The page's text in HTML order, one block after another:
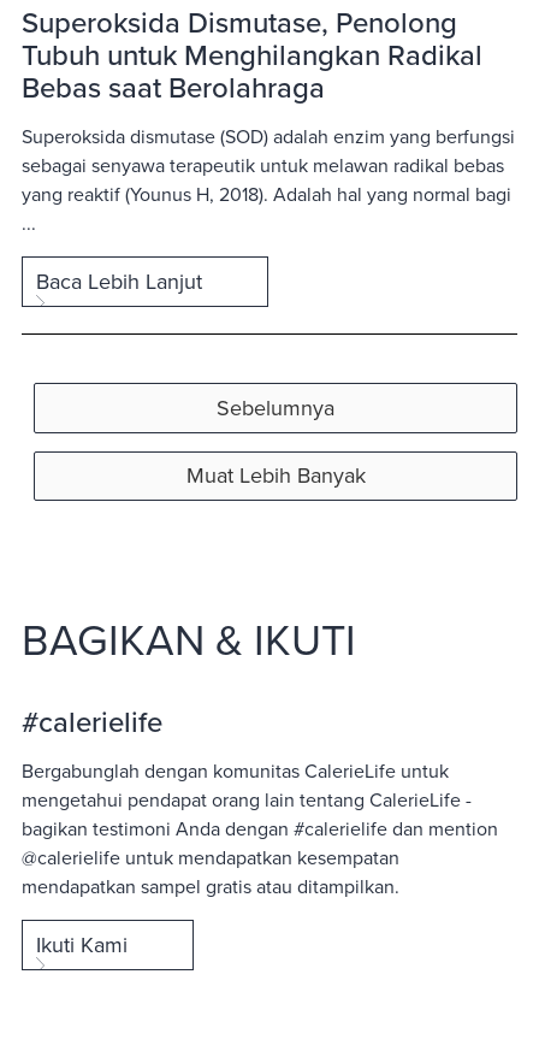
Superoksida Dismutase, Penolong
Tubuh untuk Menghilangkan Radikal
Bebas saat Berolahraga
Superoksida dismutase (SOD) adalah enzim yang berfungsi
sebagai senyawa terapeutik untuk melawan radikal bebas
yang reaktif (Younus H, 2018). Adalah hal yang normal bagi
...
Baca Lebih Lanjut
Sebelumnya
Muat Lebih Banyak
BAGIKAN & IKUTI
#calerielife
Bergabunglah dengan komunitas CalerieLife untuk
mengetahui pendapat orang lain tentang CalerieLife -
bagikan testimoni Anda dengan #calerielife dan mention
@calerielife untuk mendapatkan kesempatan
mendapatkan sampel gratis atau ditampilkan.
Ikuti Kami